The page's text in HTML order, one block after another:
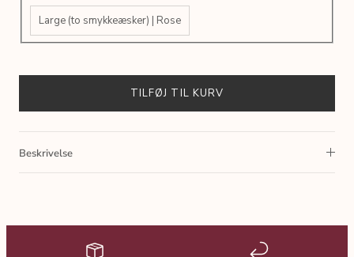
Large (to smykkeæsker) | Rose
TILFØJ TIL KURV
Beskrivelse